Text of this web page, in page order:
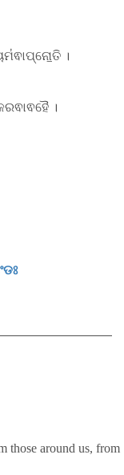
।
।
those around us, from